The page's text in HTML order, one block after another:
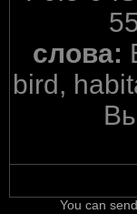
слова:
bird,
You can